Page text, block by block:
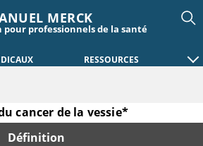
MERCK
pour professionnels de la santé
RESSOURCES
cancer de la vessie*
Définition